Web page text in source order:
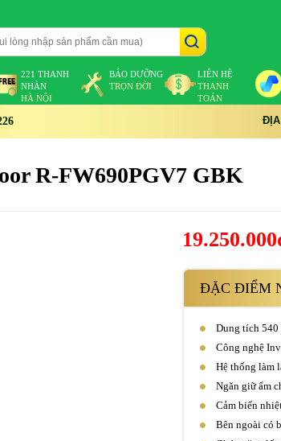
221 THANH
NHÀN
HÀ NỘI
BẢO DƯỠNG
TRỌN ĐỜI
LIÊN HỆ
THANH
TOÁN
ĐỊA
R-FW690PGV7 GBK
ĐẶC ĐIỂM
Dung tích
Công nghệ
Hệ thống làm
Ngăn giữ ẩm
Cảm biến
Bên ngoài có